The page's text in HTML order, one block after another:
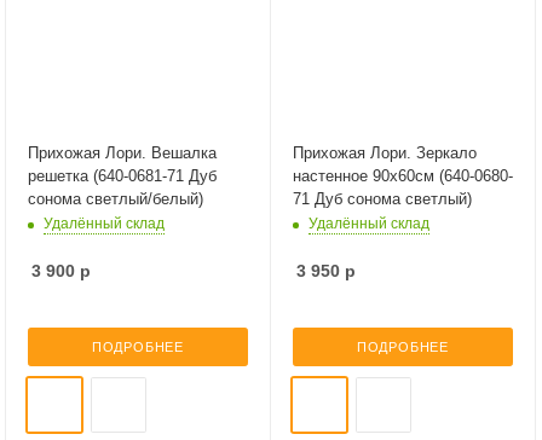
Прихожая Лори. Вешалка
решетка (640-0681-71 Дуб
сонома светлый/белый)
Удалённый склад
3 900 р
ПОДРОБНЕЕ
Прихожая Лори. Зеркало
настенное 90х60см (640-0680-
71 Дуб сонома светлый)
Удалённый склад
3 950 р
ПОДРОБНЕЕ